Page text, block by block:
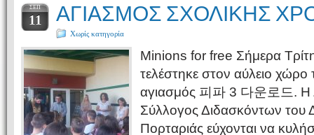
ΣΕΠ
11 ΑΓΙΑΣΜΟΣ ΣΧΟΛΙΚΗΣ
Χωρίς κατηγορία
Minions for free Σήμερα
τελέστηκε στον αύλειο χώρο
αγιασμός 피파 3 다운로드. Η
Σύλλογος Διδασκόντων του
Πορταριάς εύχονται να